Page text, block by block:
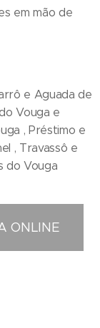
em mão de
e Aguada de
Vouga e
, Préstimo e
, Travassô e
do Vouga
ONLINE